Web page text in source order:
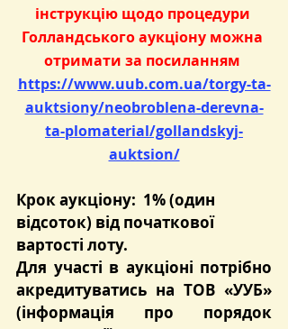
інструкцію щодо процедури
Голландського аукціону можна
отримати за посиланням
https://www.uub.com.ua/torgy-ta-
auktsiony/neobroblena-derevna-
ta-plomaterial/gollandskyj-
auktsion/
Крок аукціону:  1% (один
відсоток) від початкової
вартості лоту.
Для участі в аукціоні потрібно
акредитуватись на ТОВ «УУБ»
(інформація про порядок